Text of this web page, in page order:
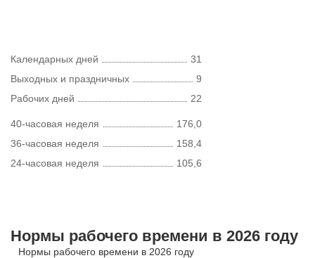
Календарных дней
31
Выходных и праздничных
9
Рабочих дней
22
40-часовая неделя
176,0
36-часовая неделя
158,4
24-часовая неделя
105,6
Нормы рабочего времени в 2026 году
Нормы рабочего времени в 2026 году